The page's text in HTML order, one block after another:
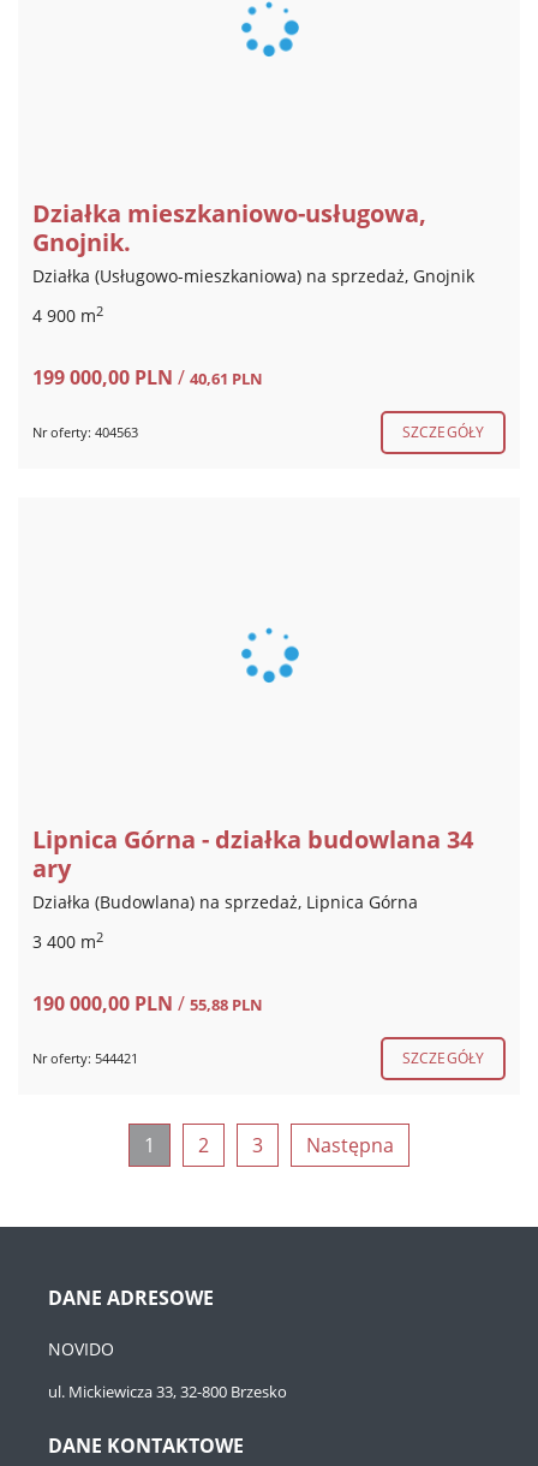
Działka mieszkaniowo-usługowa,
Gnojnik.
Działka (Usługowo-mieszkaniowa) na sprzedaż, Gnojnik
4 900 m2
199 000,00 PLN / 40,61 PLN
Nr oferty: 404563 SZCZEGÓŁY
Lipnica Górna - działka budowlana 34
ary
Działka (Budowlana) na sprzedaż, Lipnica Górna
3 400 m2
190 000,00 PLN / 55,88 PLN
Nr oferty: 544421 SZCZEGÓŁY
1 2 3 Następna
DANE ADRESOWE
NOVIDO
ul. Mickiewicza 33, 32-800 Brzesko
DANE KONTAKTOWE